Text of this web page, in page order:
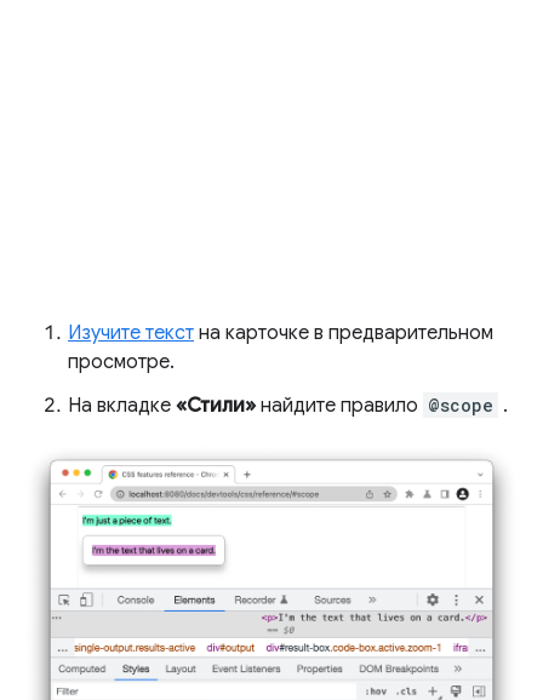
Изучите текст на карточке в предварительном
просмотре.
На вкладке «Стили» найдите правило @scope .